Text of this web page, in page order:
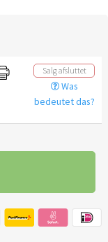
Salg afsluttet
Was
bedeutet das?